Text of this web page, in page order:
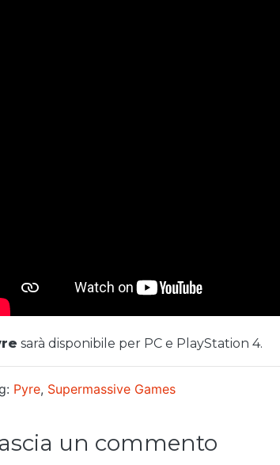
sarà disponibile per PC e PlayStation 4.
Pyre, Supermassive Games
un commento